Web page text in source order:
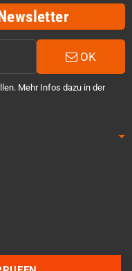
OK
Mehr Infos dazu in der